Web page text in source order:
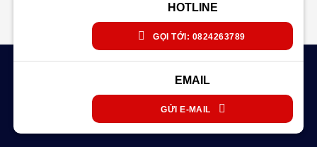
HOTLINE
GỌI TỚI: 0824263789
EMAIL
GỬI E-MAIL